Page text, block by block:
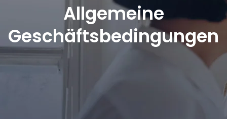
Allgemeine
Geschäftsbedingungen